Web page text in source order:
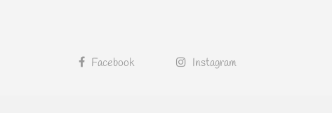
Facebook Instagram